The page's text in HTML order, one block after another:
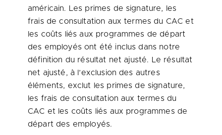
américain. Les primes de signature, les
frais de consultation aux termes du CAC et
les coûts liés aux programmes de départ
des employés ont été inclus dans notre
définition du résultat net ajusté. Le résultat
net ajusté, à l’exclusion des autres
éléments, exclut les primes de signature,
les frais de consultation aux termes du
CAC et les coûts liés aux programmes de
départ des employés.